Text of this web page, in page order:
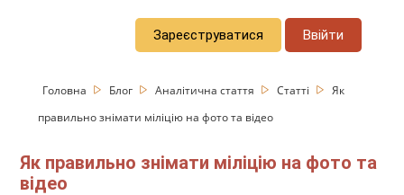
Зареєструватися Ввійти
Головна Блог Аналітична стаття Статті
Як
правильно знімати міліцію на фото та відео
Як правильно знімати міліцію на фото та
відео